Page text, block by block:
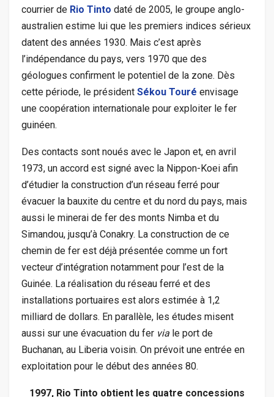
courrier de Rio Tinto daté de 2005, le groupe anglo-
australien estime lui que les premiers indices sérieux
datent des années 1930. Mais c’est après
l’indépendance du pays, vers 1970 que des
géologues confirment le potentiel de la zone. Dès
cette période, le président Sékou Touré envisage
une coopération internationale pour exploiter le fer
guinéen.
Des contacts sont noués avec le Japon et, en avril
1973, un accord est signé avec la Nippon-Koei afin
d’étudier la construction d’un réseau ferré pour
évacuer la bauxite du centre et du nord du pays, mais
aussi le minerai de fer des monts Nimba et du
Simandou, jusqu’à Conakry. La construction de ce
chemin de fer est déjà présentée comme un fort
vecteur d’intégration notamment pour l’est de la
Guinée. La réalisation du réseau ferré et des
installations portuaires est alors estimée à 1,2
milliard de dollars. En parallèle, les études misent
aussi sur une évacuation du fer via le port de
Buchanan, au Liberia voisin. On prévoit une entrée en
exploitation pour le début des années 80.
1997, Rio Tinto obtient les quatre concessions